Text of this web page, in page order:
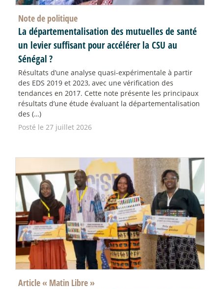
Note de politique
La départementalisation des mutuelles de santé
un levier suffisant pour accélérer la CSU au
Sénégal?
Résultats d’une analyse quasi-expérimentale à partir
des EDS 2019 et 2023, avec une vérification des
tendances en 2017. Cette note présente les principaux
résultats d’une étude évaluant la départementalisation
des (…)
Posté le 27 juillet 2026
Article « Matin Libre »